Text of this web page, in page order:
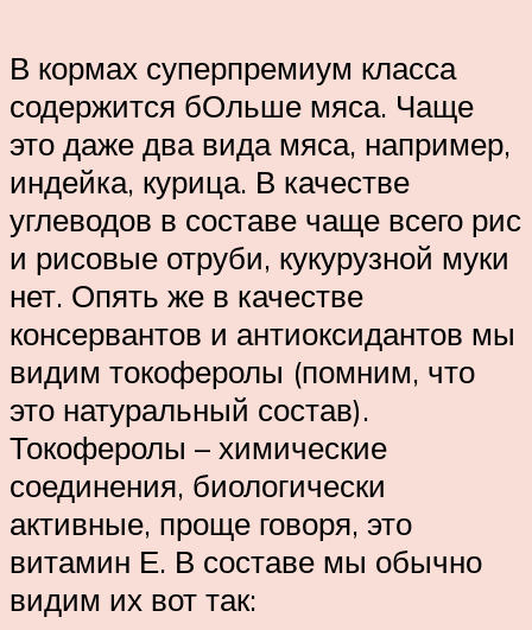
В кормах суперпремиум класса
содержится бОльше мяса. Чаще
это даже два вида мяса, например,
индейка, курица. В качестве
углеводов в составе чаще всего рис
и рисовые отруби, кукурузной муки
нет. Опять же в качестве
консервантов и антиоксидантов мы
видим токоферолы (помним, что
это натуральный состав).
Токоферолы – химические
соединения, биологически
активные, проще говоря, это
витамин Е. В составе мы обычно
видим их вот так: